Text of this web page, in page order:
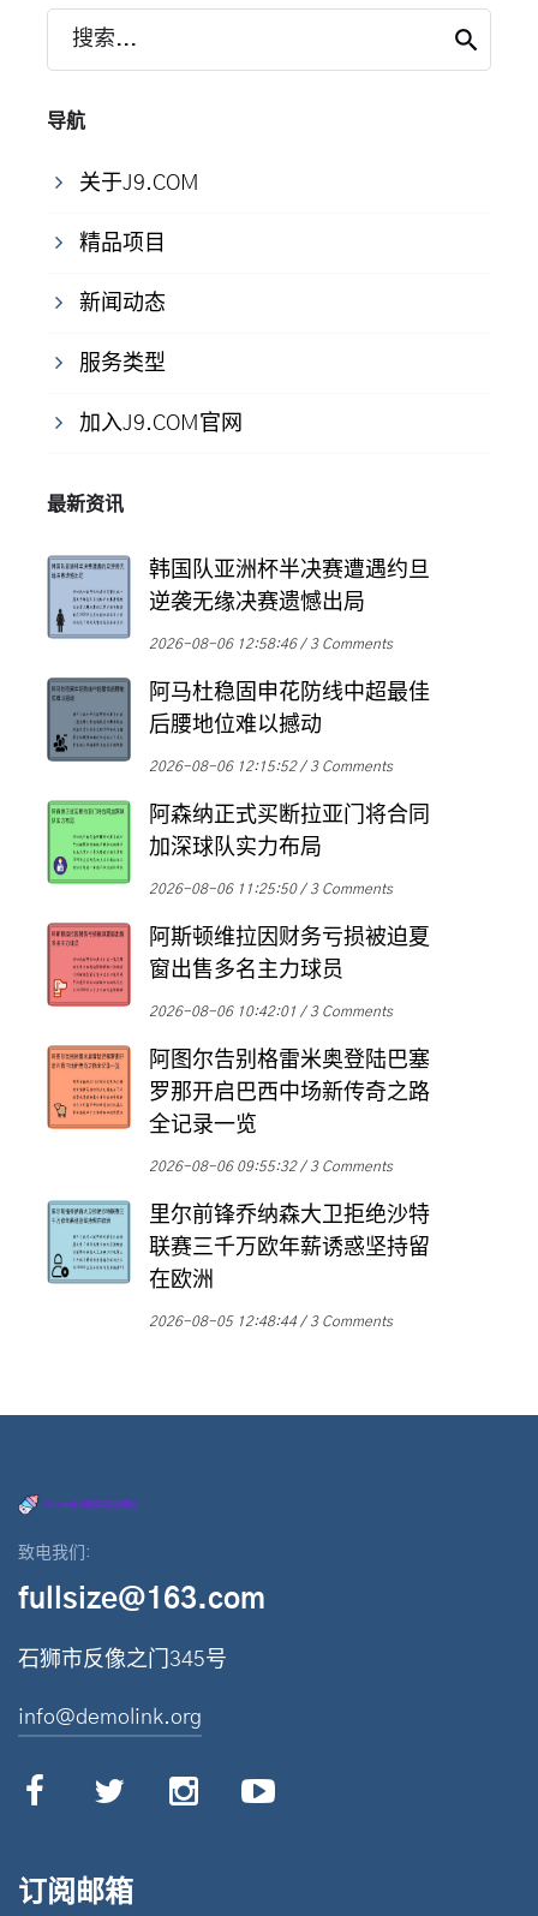
搜索...
导航
关于J9.COM
精品项目
新闻动态
服务类型
加入J9.COM官网
最新资讯
韩国队亚洲杯半决赛遭遇约旦
逆袭无缘决赛遗憾出局
2026-08-06 12:58:46 3 Comments
阿马杜稳固申花防线中超最佳
后腰地位难以撼动
2026-08-06 12:15:52 3 Comments
阿森纳正式买断拉亚门将合同
加深球队实力布局
2026-08-06 11:25:50 3 Comments
阿斯顿维拉因财务亏损被迫夏
窗出售多名主力球员
2026-08-06 10:42:01 3 Comments
阿图尔告别格雷米奥登陆巴塞
罗那开启巴西中场新传奇之路
全记录一览
2026-08-06 09:55:32 3 Comments
里尔前锋乔纳森大卫拒绝沙特
联赛三千万欧年薪诱惑坚持留
在欧洲
2026-08-05 12:48:44 3 Comments
致电我们:
fullsize@163.com
石狮市反像之门345号
info@demolink.org
订阅邮箱